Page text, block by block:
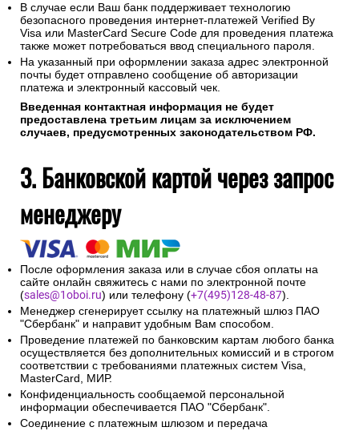
В случае если Ваш банк поддерживает технологию
безопасного проведения интернет-платежей Verified By
Visa или MasterCard Secure Code для проведения платежа
также может потребоваться ввод специального пароля.
На указанный при оформлении заказа адрес электронной
почты будет отправлено сообщение об авторизации
платежа и электронный кассовый чек.
Введенная контактная информация не будет
предоставлена третьим лицам за исключением
случаев, предусмотренных законодательством РФ.
3. Банковской картой через запрос
менеджеру
После оформления заказа или в случае сбоя оплаты на
сайте онлайн свяжитесь с нами по электронной почте
(sales@1oboi.ru) или телефону (+7(495)128-48-87).
Менеджер сгенерирует ссылку на платежный шлюз ПАО
"Сбербанк" и направит удобным Вам способом.
Проведение платежей по банковским картам любого банка
осуществляется без дополнительных комиссий и в строгом
соответствии с требованиями платежных систем Visa,
MasterCard, МИР.
Конфиденциальность сообщаемой персональной
информации обеспечивается ПАО "Сбербанк".
Соединение с платежным шлюзом и передача